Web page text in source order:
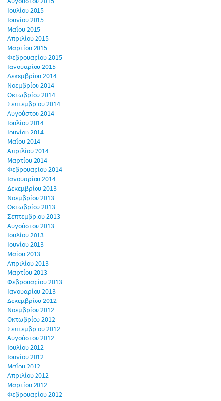
Ιουλίου 2015
Ιουνίου 2015
Μαΐου 2015
Απριλίου 2015
Μαρτίου 2015
Φεβρουαρίου 2015
Ιανουαρίου 2015
Δεκεμβρίου 2014
Νοεμβρίου 2014
Οκτωβρίου 2014
Σεπτεμβρίου 2014
Αυγούστου 2014
Ιουλίου 2014
Ιουνίου 2014
Μαΐου 2014
Απριλίου 2014
Μαρτίου 2014
Φεβρουαρίου 2014
Ιανουαρίου 2014
Δεκεμβρίου 2013
Νοεμβρίου 2013
Οκτωβρίου 2013
Σεπτεμβρίου 2013
Αυγούστου 2013
Ιουλίου 2013
Ιουνίου 2013
Μαΐου 2013
Απριλίου 2013
Μαρτίου 2013
Φεβρουαρίου 2013
Ιανουαρίου 2013
Δεκεμβρίου 2012
Νοεμβρίου 2012
Οκτωβρίου 2012
Σεπτεμβρίου 2012
Αυγούστου 2012
Ιουλίου 2012
Ιουνίου 2012
Μαΐου 2012
Απριλίου 2012
Μαρτίου 2012
Φεβρουαρίου 2012